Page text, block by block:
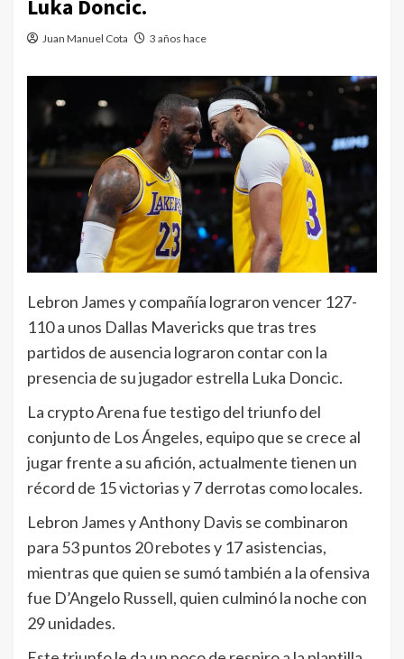
Luka Doncic.
Juan Manuel Cota 3 años hace
Lebron James y compañía lograron vencer 127-
110 a unos Dallas Mavericks que tras tres
partidos de ausencia lograron contar con la
presencia de su jugador estrella Luka Doncic.
La crypto Arena fue testigo del triunfo del
conjunto de Los Ángeles, equipo que se crece al
jugar frente a su afición, actualmente tienen un
récord de 15 victorias y 7 derrotas como locales.
Lebron James y Anthony Davis se combinaron
para 53 puntos 20 rebotes y 17 asistencias,
mientras que quien se sumó también a la ofensiva
fue D’Angelo Russell, quien culminó la noche con
29 unidades.